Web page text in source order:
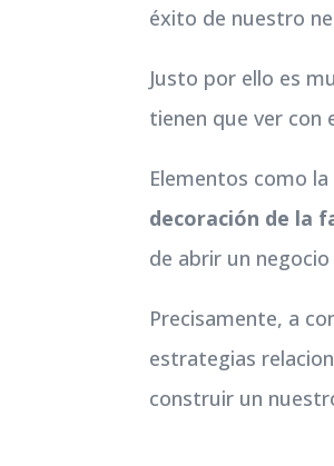
éxito de nuestro
Justo por ello es
tienen que ver con
Elementos como la
decoración de la
de abrir un
Precisamente, a
estrategias
construir un